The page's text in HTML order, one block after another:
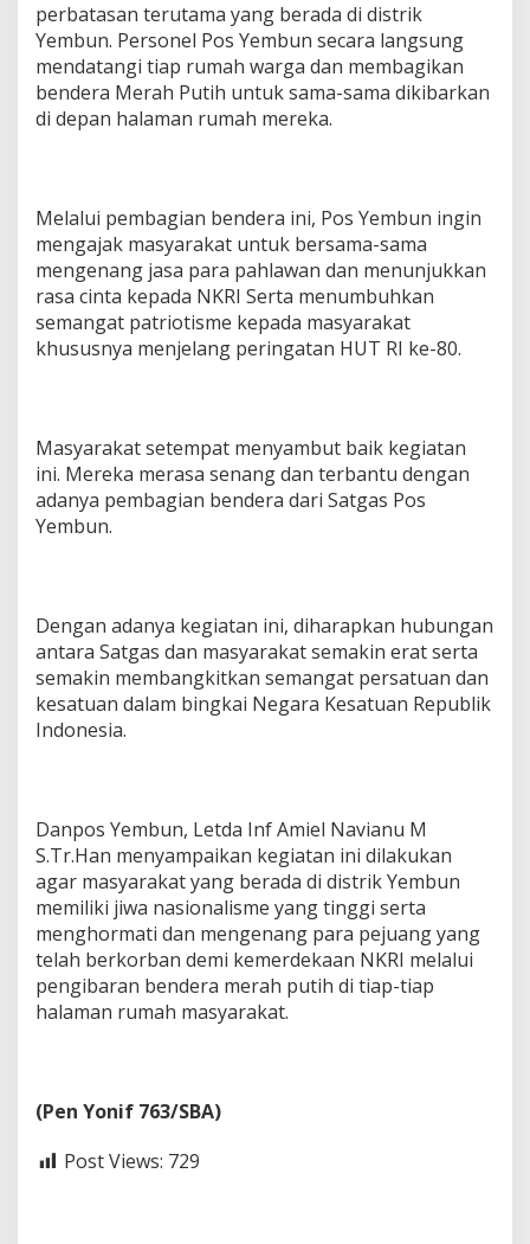
perbatasan terutama yang berada di distrik
Yembun. Personel Pos Yembun secara langsung
mendatangi tiap rumah warga dan membagikan
bendera Merah Putih untuk sama-sama dikibarkan
di depan halaman rumah mereka.
Melalui pembagian bendera ini, Pos Yembun ingin
mengajak masyarakat untuk bersama-sama
mengenang jasa para pahlawan dan menunjukkan
rasa cinta kepada NKRI Serta menumbuhkan
semangat patriotisme kepada masyarakat
khususnya menjelang peringatan HUT RI ke-80.
Masyarakat setempat menyambut baik kegiatan
ini. Mereka merasa senang dan terbantu dengan
adanya pembagian bendera dari Satgas Pos
Yembun.
Dengan adanya kegiatan ini, diharapkan hubungan
antara Satgas dan masyarakat semakin erat serta
semakin membangkitkan semangat persatuan dan
kesatuan dalam bingkai Negara Kesatuan Republik
Indonesia.
Danpos Yembun, Letda Inf Amiel Navianu M
S.Tr.Han menyampaikan kegiatan ini dilakukan
agar masyarakat yang berada di distrik Yembun
memiliki jiwa nasionalisme yang tinggi serta
menghormati dan mengenang para pejuang yang
telah berkorban demi kemerdekaan NKRI melalui
pengibaran bendera merah putih di tiap-tiap
halaman rumah masyarakat.
(Pen Yonif 763/SBA)
Post Views: 729